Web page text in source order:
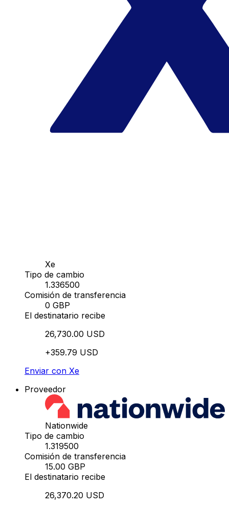
Xe
Tipo de cambio
1.336500
Comisión de transferencia
0 GBP
El destinatario recibe
26,730.00 USD
+359.79 USD
Enviar con Xe
Proveedor
Nationwide
Tipo de cambio
1.319500
Comisión de transferencia
15.00 GBP
El destinatario recibe
26,370.20 USD